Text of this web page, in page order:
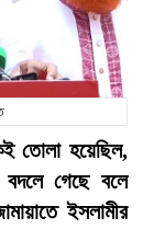
তোলা হয়েছিল,
গেছে বলে
ইসলামীর